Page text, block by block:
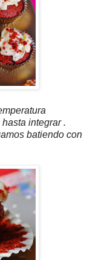
integrar .
batiendo con